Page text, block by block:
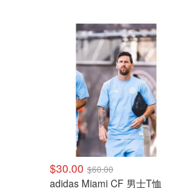
$30.00 $60.00
adidas Miami CF 男士T恤